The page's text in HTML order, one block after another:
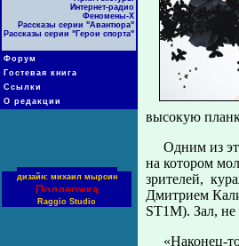
Интернет-радио
Феномены-Х
Рассказы серии "Авантюра"
Рассказы серии "Герои спорта"
Форум
Гостевая книга
Ссылки
О редакции
дизайн: михаил мырсин
Поддержка
Raggio Studio
высокую
Одним из
на котором
зрителей,
Дмитрием
ST1M). Зал,
«Наконец-